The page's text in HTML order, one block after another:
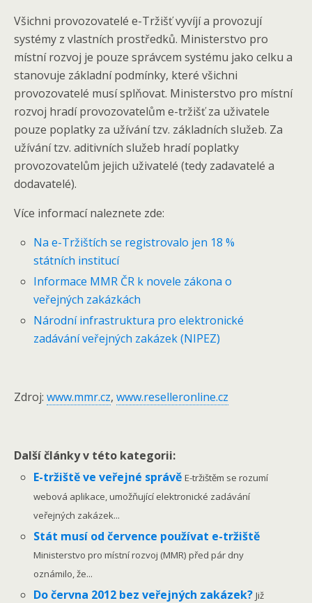
Všichni provozovatelé e-Tržišť vyvíjí a provozují
systémy z vlastních prostředků. Ministerstvo pro
místní rozvoj je pouze správcem systému jako celku a
stanovuje základní podmínky, které všichni
provozovatelé musí splňovat. Ministerstvo pro místní
rozvoj hradí provozovatelům e-tržišť za uživatele
pouze poplatky za užívání tzv. základních služeb. Za
užívání tzv. aditivních služeb hradí poplatky
provozovatelům jejich uživatelé (tedy zadavatelé a
dodavatelé).
Více informací naleznete zde:
Na e-Tržištích se registrovalo jen 18 %
státních institucí
Informace MMR ČR k novele zákona o
veřejných zakázkách
Národní infrastruktura pro elektronické
zadávání veřejných zakázek (NIPEZ)
Zdroj: www.mmr.cz, www.reselleronline.cz
Další články v této kategorii:
E-tržiště ve veřejné správěE-tržištěm se rozumí
webová aplikace, umožňující elektronické zadávání
veřejných zakázek...
Stát musí od července používat e-tržiště
Ministerstvo pro místní rozvoj (MMR) před pár dny
oznámilo, že...
Do června 2012 bez veřejných zakázek?Již